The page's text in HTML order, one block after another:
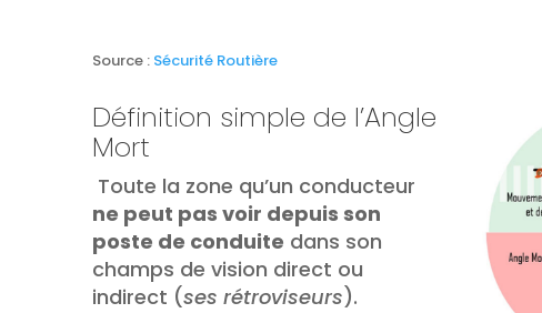
Source : Sécurité Routière
Définition simple de l’Angle
Mort
Toute la zone qu’un conducteur
ne peut pas voir depuis son
poste de conduite dans son
champs de vision direct ou
indirect (ses rétroviseurs).